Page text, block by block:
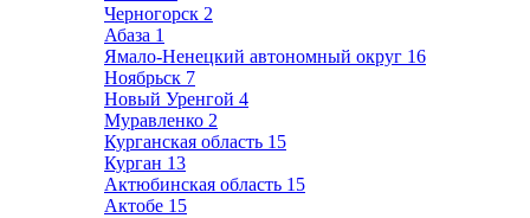
Черногорск 2
Абаза 1
Ямало-Ненецкий автономный округ 16
Ноябрьск 7
Новый Уренгой 4
Муравленко 2
Курганская область 15
Курган 13
Актюбинская область 15
Актобе 15